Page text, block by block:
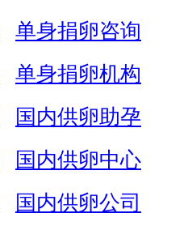
单身捐卵咨询
单身捐卵机构
国内供卵助孕
国内供卵中心
国内供卵公司